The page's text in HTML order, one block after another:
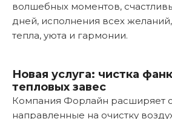
волшебных моментов,
дней, исполнения всех
тепла, уюта и гармонии.
Новая услуга: чистка
тепловых завес
Компания Форлайн расширяет
направленные на очистку